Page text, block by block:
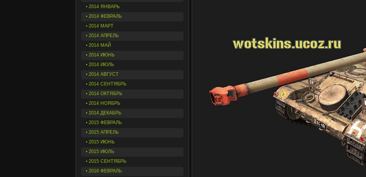
2014 ЯНВАРЬ
2014 ФЕВРАЛЬ
2014 МАРТ
2014 АПРЕЛЬ
2014 МАЙ
2014 ИЮНЬ
2014 ИЮЛЬ
2014 АВГУСТ
2014 СЕНТЯБРЬ
2014 ОКТЯБРЬ
2014 НОЯБРЬ
2014 ДЕКАБРЬ
2015 ФЕВРАЛЬ
2015 АПРЕЛЬ
2015 ИЮНЬ
2015 ИЮЛЬ
2015 СЕНТЯБРЬ
2016 ФЕВРАЛЬ